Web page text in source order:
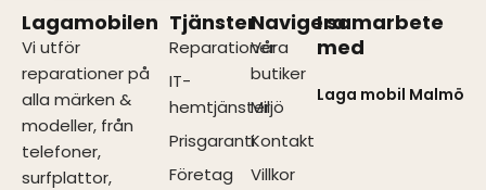
Lagamobilen
Vi utför
reparationer på
alla märken &
modeller, från
telefoner,
surfplattor,
Tjänster
Reparationer
IT-
hemtjänster
Prisgaranti
Företag
Navigera
Våra
butiker
Miljö
Kontakt
Villkor
I samarbete
med
Laga mobil Malmö